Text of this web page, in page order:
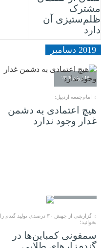
مشترک
ظلم‌ستیزی آن
دارد
2019 دسامبر
19 ژوئن 2026
امام‌جمعه اردبیل:
هیچ اعتمادی به دشمن
غدار وجود ندارد
گزارشی از جهش ۳۰ درصدی تولید گندم را
بخوانید؛
سمفونی کمباین‌ها در